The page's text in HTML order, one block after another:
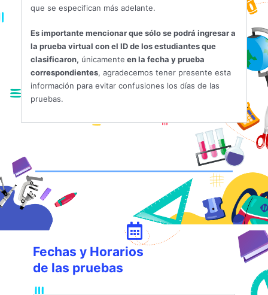
que se especifican más adelante.
Es importante mencionar que sólo se podrá ingresar a
la prueba virtual con el ID de los estudiantes que
clasificaron, únicamente en la fecha y prueba
correspondientes, agradecemos tener presente esta
información para evitar confusiones los días de las
pruebas.
Fechas y Horarios
de las pruebas